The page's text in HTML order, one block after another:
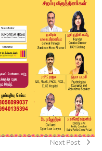
Next Post